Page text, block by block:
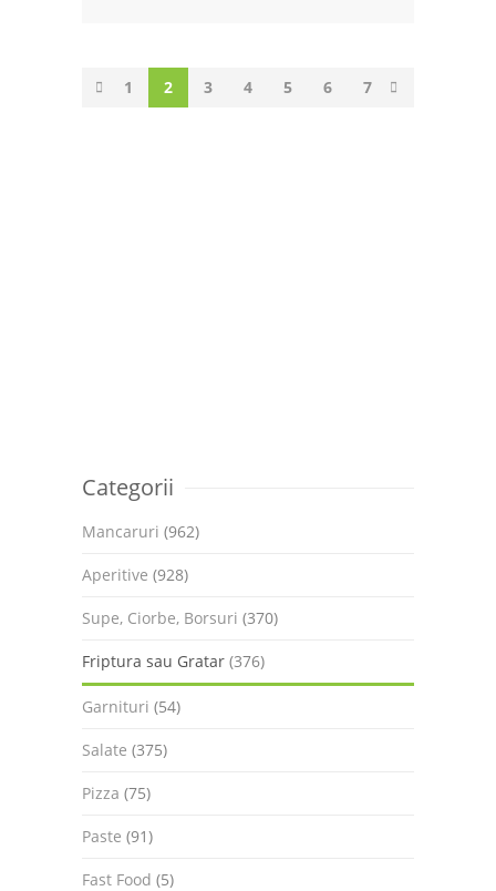
1 2 3 4 5 6 7
Categorii
Mancaruri (962)
Aperitive (928)
Supe, Ciorbe, Borsuri (370)
Friptura sau Gratar (376)
Garnituri (54)
Salate (375)
Pizza (75)
Paste (91)
Fast Food (5)